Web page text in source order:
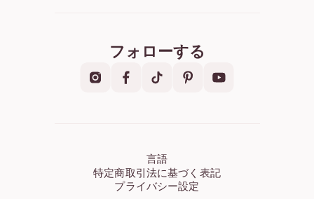
フォローする
言語
特定商取引法に基づく表記
プライバシー設定